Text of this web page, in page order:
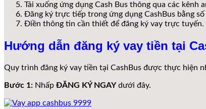
Tải xuống ứng dụng Cash Bus thông qua các kênh
Đăng ký trực tiếp trong ứng dụng CashBus bằng
Điền thông tin cần thiết để đăng ký vay trực tuyến.
Hướng dẫn đăng ký vay tiền tại
Quy trình đăng ký vay tiền tại CashBus được thực hiện
Bước 1: Nhấp ĐĂNG KÝ NGAYdưới đây.